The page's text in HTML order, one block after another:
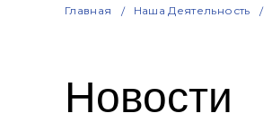
Главная Наша Деятельность
Новости